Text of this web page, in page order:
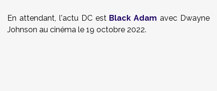
En attendant, l'actu DC est Black Adam avec Dwayne
Johnson au cinéma le 19 octobre 2022.